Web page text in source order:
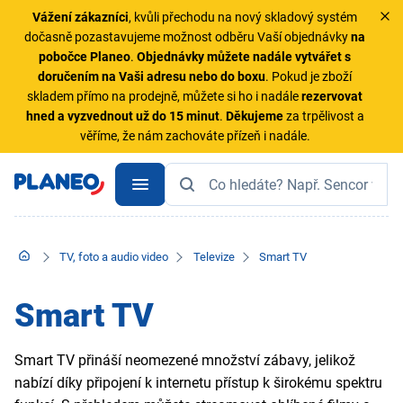
Vážení zákazníci, kvůli přechodu na nový skladový systém
dočasně pozastavujeme možnost odběru Vaší objednávkyna
pobočce Planeo.Objednávky můžete nadále vytvářet s
doručením na Vaši adresu nebo do boxu. Pokud je zboží
skladem přímo na prodejně, můžete si ho i nadálerezervovat
hned a vyzvednout už do 15 minut. Děkujemeza trpělivost a
věříme, že nám zachováte přízeň i nadále.
TV, foto a audio video Televize Smart TV
Smart TV
Smart TV přináší neomezené množství zábavy, jelikož
nabízí díky připojení k internetu přístup k širokému spektru